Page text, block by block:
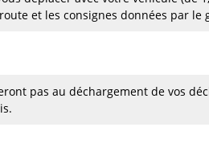
et les consignes données par
pas au déchargement de vos